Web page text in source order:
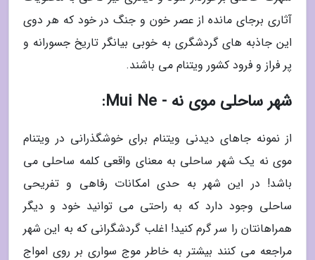
آثاری برجای مانده از عصر خون و جنگ در خود که هر دوی
این جاذبه های گردشگری به خوبی بیانگر تاریخ جسورانه و
پر فراز و فرود کشور ویتنام می باشند.
شهر ساحلی موی نه - Mui Ne:
از نمونه جاهای دیدنی ویتنام برای خوشگذرانی در ویتنام
موی نه یک شهر ساحلی به معنای واقعی کلمه ساحلی می
باشد! در این شهر به حدی امکانات رفاهی و تفریحی
ساحلی وجود دارد که به راحتی می توانید خود و دیگر
همراهانتان را سر گرم کنید! اغلب گردشگرانی که به این شهر
مراجعه می کنند بیشتر به خاطر موج سواری بر روی امواج